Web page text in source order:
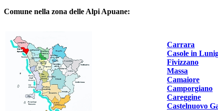
Comune nella zona delle Alpi Apuane:
Carrara
Casole in
Fivizzano
Massa
Camaiore
Camporgiano
Careggine
Castelnuovo